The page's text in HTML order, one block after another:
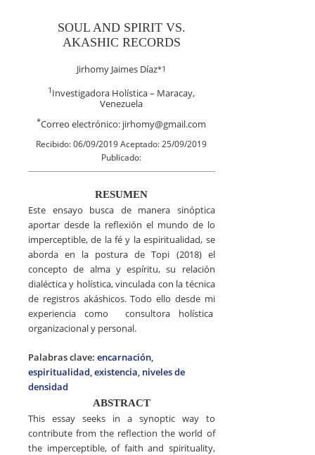
SOUL AND SPIRIT VS.
AKASHIC RECORDS
Jirhomy Jaimes Díaz*1
1 Investigadora Holística – Maracay,
Venezuela
*Correo electrónico: jirhomy@gmail.com
Recibido: 06/09/2019 Aceptado: 25/09/2019
Publicado:
RESUMEN
Este ensayo busca de manera sinóptica
aportar desde la reflexión el mundo de lo
imperceptible, de la fé y la espiritualidad, se
aborda en la postura de Topi (2018) el
concepto de alma y espíritu, su relación
dialéctica y holística, vinculada con la técnica
de registros akáshicos. Todo ello desde mi
experiencia como consultora holística
organizacional y personal.
Palabras clave: encarnación,
espiritualidad,existencia, niveles de
densidad
ABSTRACT
This essay seeks in a synoptic way to
contribute from the reflection the world of
the imperceptible, of faith and spirituality,